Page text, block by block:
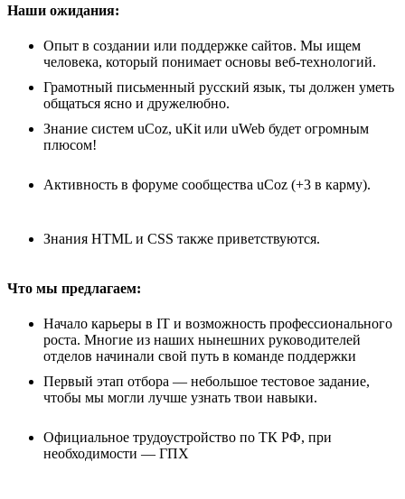
Наши ожидания:
Опыт в создании или поддержке сайтов. Мы ищем
человека, который понимает основы веб-технологий.
Грамотный письменный русский язык, ты должен уметь
общаться ясно и дружелюбно.
Знание систем uCoz, uKit или uWeb будет огромным
плюсом!
Активность в форуме сообщества uCoz (+3 в карму).
Знания HTML и CSS также приветствуются.
Что мы предлагаем:
Начало карьеры в IT и возможность профессионального
роста. Многие из наших нынешних руководителей
отделов начинали свой путь в команде поддержки
Первый этап отбора — небольшое тестовое задание,
чтобы мы могли лучше узнать твои навыки.
Официальное трудоустройство по ТК РФ, при
необходимости — ГПХ